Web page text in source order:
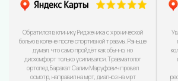
Обратился в клинику Ридженика с хронической
болью в колене после спортивной травмы. Раньше
думал, что само пройдёт как обычно, но
дискомфорт только усиливался. Травматолог
ортопед Баракат Салим Маруфович провел
осмотр, направил на мрт, диагноз на мрт